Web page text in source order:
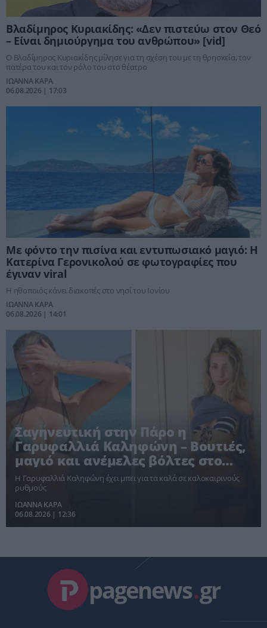
Βλαδίμηρος Κυριακίδης: «Δεν πιστεύω στον Θεό
– Είναι δημιούργημα του ανθρώπου» [vid]
Ο Βλαδίμηρος Κυριακίδης μίλησε για τη σχέση του με τη θρησκεία, τον
πατέρα του και τον ρόλο του στο θέατρο
ΙΩΑΝΝΑ ΚΑΡΑ
06.08.2026 | 17:03
Με φόντο την πισίνα και εντυπωσιακό μαγιό: Η
Κατερίνα Γερονικολού σε φωτογραφίες που
έγιναν viral
Η ηθοποιός κάνει διακοπές στο νησί του Ιονίου
ΙΩΑΝΝΑ ΚΑΡΑ
06.08.2026 | 14:01
Σαγηνευτική στην Πάρο η
Γαρυφαλλιά Καληφώνη – Βουτιές,
μαγιό και ανέμελες βόλτες στο
νησί [pics]
Η Γαρυφαλλιά Καληφώνη έχει μπει για τα καλά σε καλοκαιρινούς
ρυθμούς
ΙΩΑΝΝΑ ΚΑΡΑ
06.08.2026 | 12:36
pagenews.gr